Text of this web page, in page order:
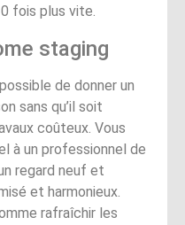
fois plus vite.
staging
de donner un
sans qu’il soit
coûteux. Vous
à un professionnel de
regard neuf et
et harmonieux.
rafraîchir les